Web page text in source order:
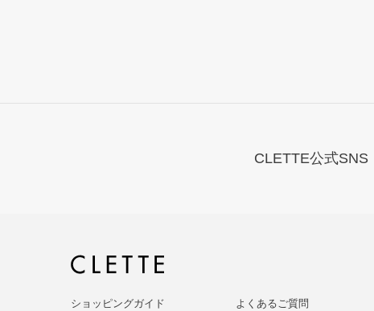
CLETTE公式SNS
ショッピングガイド よくあるご質問